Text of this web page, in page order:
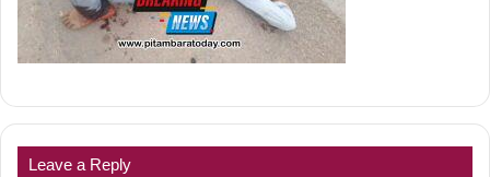
Leave a Reply